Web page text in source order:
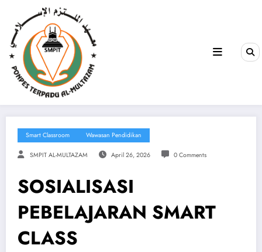
Smart Classroom Wawasan Pendidikan
SMPIT AL-MULTAZAM April 26, 2026 0 Comments
SOSIALISASI
PEBELAJARAN SMART
CLASS